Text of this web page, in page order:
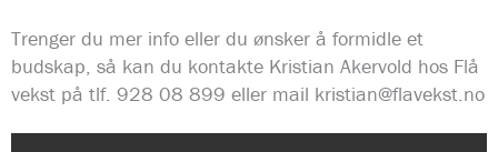
Trenger du mer info eller du ønsker å formidle et
budskap, så kan du kontakte Kristian Akervold hos Flå
vekst på tlf. 928 08 899 eller mail kristian@flavekst.no